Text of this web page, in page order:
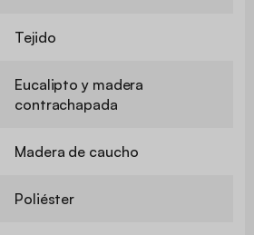
Tejido
Eucalipto y madera
contrachapada
Madera de caucho
Poliéster